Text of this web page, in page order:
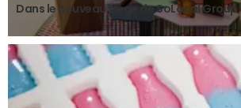
Dans le nouveau siège de SoLocal